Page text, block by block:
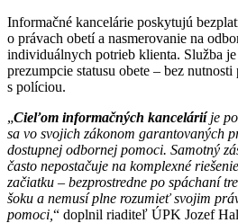
Informačné kancelárie poskytujú
o právach obetí a nasmerovanie na
individuálnych potrieb klienta. Služba
prezumpcie statusu obete – bez
s políciou.
„Cieľom informačných kanceláriíje
sa vo svojich zákonom garantovaných
dostupnej odbornej pomoci. Samotný
často nepostačuje na komplexné
začiatku – bezprostredne po spáchaní
šoku a nemusí plne rozumieť svojim
pomoci, “ doplnil riaditeľ ÚPK Jozef